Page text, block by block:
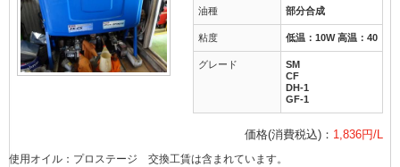
油種 部分合成
粘度 低温：10W 高温：40
グレード
SM
CF
DH-1
GF-1
価格(消費税込)： 1,836円/L
使用オイル：プロステージ 交換工賃は含まれています。